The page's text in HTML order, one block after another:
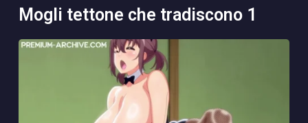
mogli tettone che tradiscono 1